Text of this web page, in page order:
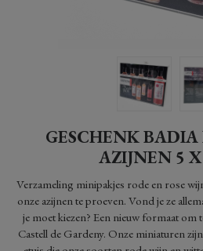
GESCHENK BADIA
AZIJNEN 5
Verzameling minipakjes rode en rose
onze azijnen te proeven. Vond je ze
je moet kiezen? Een nieuw formaat om
Castell de Gardeny. Onze miniaturen